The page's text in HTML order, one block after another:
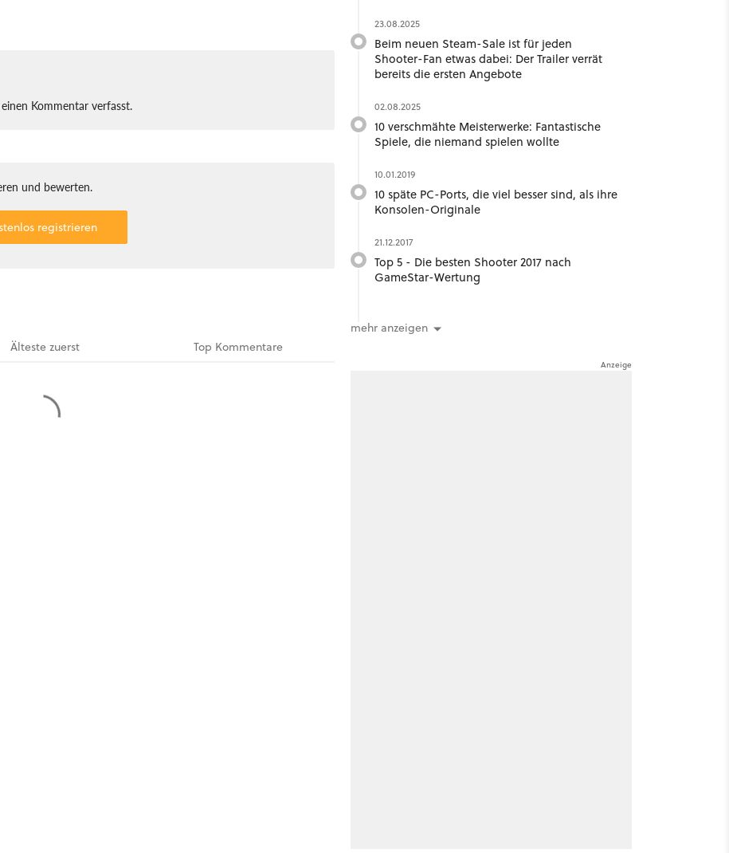
Kommentar verfasst.
und bewerten.
registrieren
Ältestezuerst Top Kommentare
23.08.2025
Beim neuen Steam-Sale ist für jeden
Shooter-Fan etwas dabei: Der Trailer verrät
bereits die ersten Angebote
02.08.2025
10 verschmähte Meisterwerke: Fantastische
Spiele, die niemand spielen wollte
10.01.2019
10 späte PC-Ports, die viel besser sind, als ihre
Konsolen-Originale
21.12.2017
Top 5 - Die besten Shooter 2017 nach
GameStar-Wertung
mehr anzeigen